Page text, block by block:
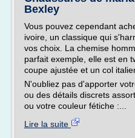
Bexley
Vous pouvez cependant
ivoire, un classique qui
vos choix. La chemise
parfait exemple, elle est en
coupe ajustée et un col
N'oubliez pas d'apporter
ou des détails discrets
ou votre couleur fétiche :...
Lire la suite